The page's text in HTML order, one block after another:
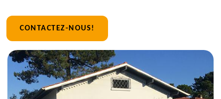
CONTACTEZ-NOUS!